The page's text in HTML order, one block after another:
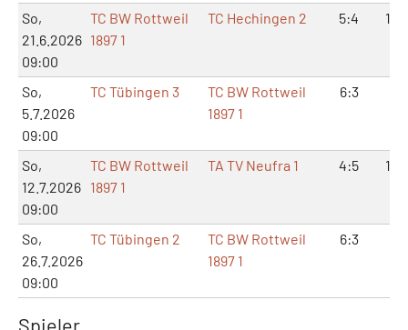
So,
21.6.2026
09:00
TC BW Rottweil
1897 1
TC Hechingen 2 5:4
So,
5.7.2026
09:00
TC Tübingen 3
TC BW Rottweil
1897 1
6:3
So,
12.7.2026
09:00
TC BW Rottweil
1897 1
TA TV Neufra 1 4:5
So,
26.7.2026
09:00
TC Tübingen 2
TC BW Rottweil
1897 1
6:3
Spieler